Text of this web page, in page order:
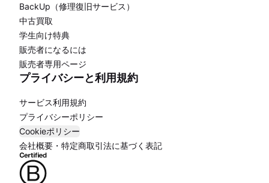
BackUp（修理復旧サービス）
中古買取
学生向け特典
販売者になるには
販売者専用ページ
プライバシーと利用規約
サービス利用規約
プライバシーポリシー
Cookieポリシー
会社概要・特定商取引法に基づく表記